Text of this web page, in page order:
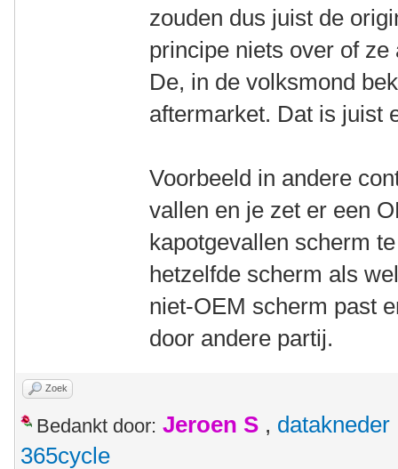
zouden dus juist de
principe niets over of
De, in de volksmond
aftermarket. Dat is juist
Voorbeeld in andere
vallen en je zet er een
kapotgevallen scherm
hetzelfde scherm als
niet-OEM scherm past
door andere partij.
Zoek
Bedankt door: Jeroen S , datakneder
365cycle